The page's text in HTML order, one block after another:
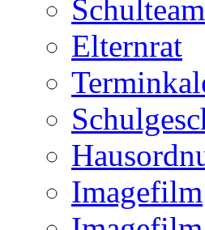
Schulteam
Elternrat
Imagefilm